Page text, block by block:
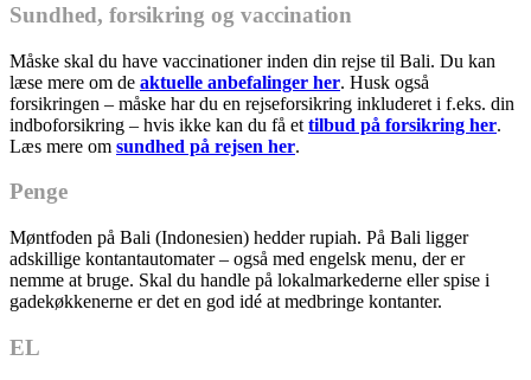
Sundhed, forsikring og vaccination
Måske skal du have vaccinationer inden din rejse til Bali. Du kan
læse mere om de aktuelle anbefalinger her. Husk også
forsikringen – måske har du en rejseforsikring inkluderet i f.eks. din
indboforsikring – hvis ikke kan du få et tilbud på forsikring her.
Læs mere om sundhed på rejsen her.
Penge
Møntfoden på Bali (Indonesien) hedder rupiah. På Bali ligger
adskillige kontantautomater – også med engelsk menu, der er
nemme at bruge. Skal du handle på lokalmarkederne eller spise i
gadekøkkenerne er det en god idé at medbringe kontanter.
EL